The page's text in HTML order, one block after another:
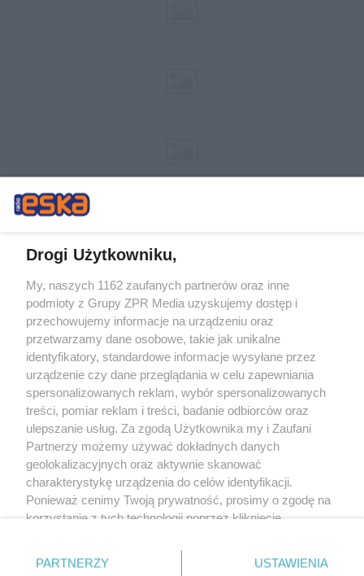
Żaden utwór zamieszczony w serwisie nie może być powielany i
rozpowszechniany lub dalej rozpowszechniany w jakikolwiek sposób (w
tym także elektroniczny lub mechaniczny) na jakimkolwiek polu
eksploatacji w jakiejkolwiek formie, włącznie z umieszczaniem w Internecie
bez pisemnej zgody właściciela praw. Jakiekolwiek użycie lub
wykorzystanie utworów w całości lub w części z naruszeniem prawa, tzn.
bez właściwej zgody, jest zabronione pod groźbą kary i może być ścigane
prawnie.
O nas
Drogi Użytkowniku,
My, naszych 1162 zaufanych partnerów oraz inne
podmioty z Grupy ZPR Media uzyskujemy dostęp i
przechowujemy informacje na urządzeniu oraz
przetwarzamy dane osobowe, takie jak unikalne
identyfikatory, standardowe informacje wysyłane przez
urządzenie czy dane przeglądania w celu zapewniania
spersonalizowanych reklam, wybór spersonalizowanych
treści, pomiar reklam i treści, badanie odbiorców oraz
ulepszanie usług. Za zgodą Użytkownika my i Zaufani
Partnerzy możemy używać dokładnych danych
geolokalizacyjnych oraz aktywnie skanować
charakterystykę urządzenia do celów identyfikacji.
Ponieważ cenimy Twoją prywatność, prosimy o zgodę na
korzystanie z tych technologii poprzez kliknięcie
zmienić/wycofać klikając przycisk ustawień prywatności
PARTNERZY USTAWIENIA